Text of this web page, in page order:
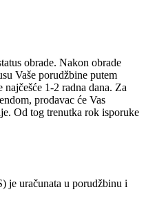
obrade. Nakon obrade
Vaše porudžbine putem
1-2 radna dana. Za
prodavac će Vas
Od tog trenutka rok isporuke
je uračunata u porudžbinu i